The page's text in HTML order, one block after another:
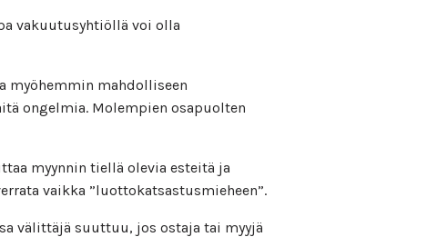
vakuutusyhtiöllä voi olla
myöhemmin mahdolliseen
ongelmia. Molempien osapuolten
myynnin tiellä olevia esteitä ja
vaikka ”luottokatsastusmieheen”.
välittäjä suuttuu, jos ostaja tai myyjä